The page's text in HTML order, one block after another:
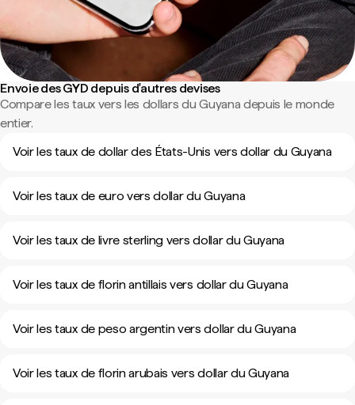
Envoie des GYD depuis d'autres devises
Compare les taux vers les dollars du Guyana depuis le monde
entier.
Voir les taux de dollar des États-Unis vers dollar du Guyana
Voir les taux de euro vers dollar du Guyana
Voir les taux de livre sterling vers dollar du Guyana
Voir les taux de florin antillais vers dollar du Guyana
Voir les taux de peso argentin vers dollar du Guyana
Voir les taux de florin arubais vers dollar du Guyana